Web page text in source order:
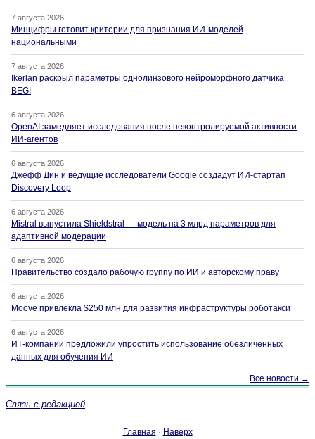
7 августа 2026
Минцифры готовит критерии для признания ИИ-моделей
национальными
7 августа 2026
Ikerlan раскрыл параметры однолинзового нейроморфного датчика
BEGI
6 августа 2026
OpenAI замедляет исследования после неконтролируемой активности
ИИ-агентов
6 августа 2026
Джефф Дин и ведущие исследователи Google создадут ИИ-стартап
Discovery Loop
6 августа 2026
Mistral выпустила Shieldstral — модель на 3 млрд параметров для
адаптивной модерации
6 августа 2026
Правительство создало рабочую группу по ИИ и авторскому праву
6 августа 2026
Moove привлекла $250 млн для развития инфраструктуры роботакси
6 августа 2026
ИТ-компании предложили упростить использование обезличенных
данных для обучения ИИ
Все новости →
Связь с редакцией
Главная · Наверх